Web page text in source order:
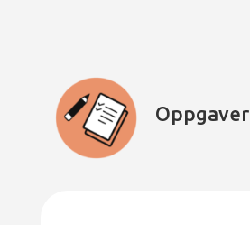
Oppgaver